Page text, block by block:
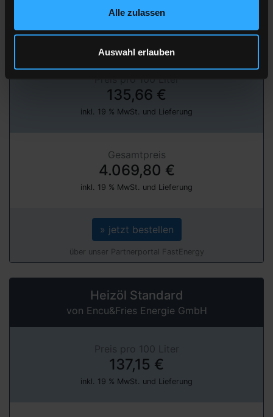
Alle zulassen
Auswahl erlauben
135,66 €
inkl. 19 % MwSt. und Lieferung
Gesamtpreis
4.069,80 €
inkl. 19 % MwSt. und Lieferung
» jetzt bestellen
über unser Partnerportal FastEnergy
Heizöl Standard
von Encu&Fries Energie GmbH
Preis pro 100 Liter
137,15 €
inkl. 19 % MwSt. und Lieferung